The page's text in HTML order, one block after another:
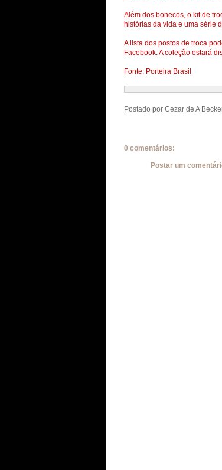
Além dos bonecos, o kit de
histórias da vida e uma série
A lista dos postos de troca
Facebook. A coleção estará
Fonte: Porteira Brasil
Postado por Cezar de A
0 comentários:
Postar um